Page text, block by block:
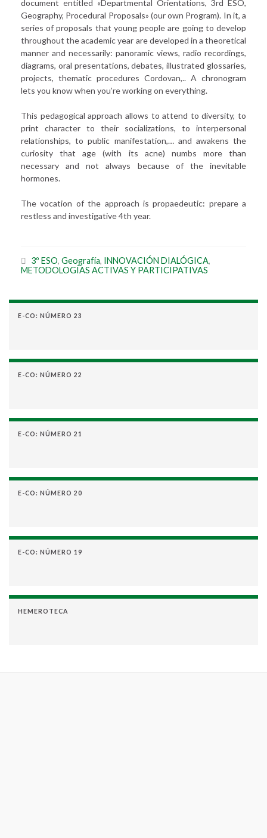
document entitled «Departmental Orientations, 3rd ESO,
Geography, Procedural Proposals» (our own Program). In it, a
series of proposals that young people are going to develop
throughout the academic year are developed in a theoretical
manner and necessarily: panoramic views, radio recordings,
diagrams, oral presentations, debates, illustrated glossaries,
projects, thematic procedures Cordovan,.. A chronogram
lets you know when you’re working on everything.
This pedagogical approach allows to attend to diversity, to
print character to their socializations, to interpersonal
relationships, to public manifestation,… and awakens the
curiosity that age (with its acne) numbs more than
necessary and not always because of the inevitable
hormones.
The vocation of the approach is propaedeutic: prepare a
restless and investigative 4th year.
3º ESO, Geografía, INNOVACIÓN DIALÓGICA,
METODOLOGÍAS ACTIVAS Y PARTICIPATIVAS
E-CO: NÚMERO 23
E-CO: NÚMERO 22
E-CO: NÚMERO 21
E-CO: NÚMERO 20
E-CO: NÚMERO 19
HEMEROTECA